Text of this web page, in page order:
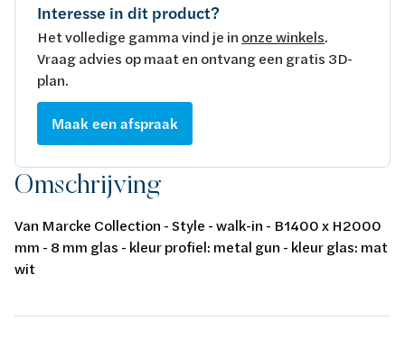
Interesse in dit product?
Het volledige gamma vind je in onze winkels.
Vraag advies op maat en ontvang een gratis 3D-
plan.
Maak een afspraak
Omschrijving
Van Marcke Collection - Style - walk-in - B1400 x H2000
mm - 8 mm glas - kleur profiel: metal gun - kleur glas: mat
wit